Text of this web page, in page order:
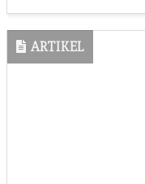
ARTIKEL